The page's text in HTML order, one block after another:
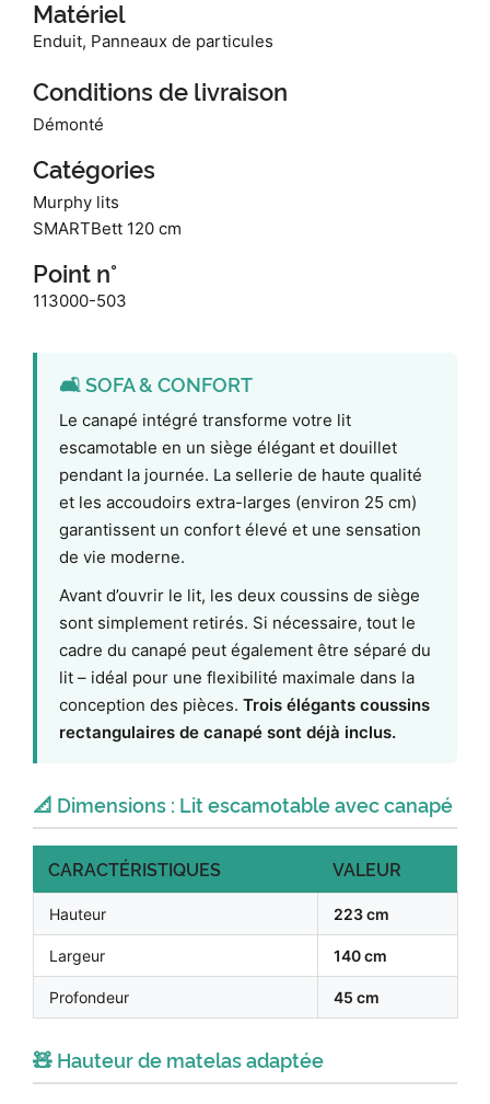
Matériel
Enduit, Panneaux de particules
Conditions de livraison
Démonté
Catégories
Murphy lits
SMARTBett 120 cm
Point n°
113000-503
🛋️ SOFA & CONFORT
Le canapé intégré transforme votre lit
escamotable en un siège élégant et douillet
pendant la journée. La sellerie de haute qualité
et les accoudoirs extra-larges (environ 25 cm)
garantissent un confort élevé et une sensation
de vie moderne.
Avant d’ouvrir le lit, les deux coussins de siège
sont simplement retirés. Si nécessaire, tout le
cadre du canapé peut également être séparé du
lit – idéal pour une flexibilité maximale dans la
conception des pièces. Trois élégants coussins
rectangulaires de canapé sont déjà inclus.
📐 Dimensions : Lit escamotable avec canapé
CARACTÉRISTIQUES VALEUR
Hauteur 223 cm
Largeur 140 cm
Profondeur 45 cm
🧸 Hauteur de matelas adaptée